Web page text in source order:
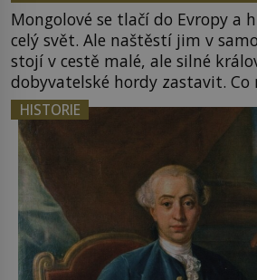
Mongolové se tlačí do Evropy a
celý svět. Ale naštěstí jim v
stojí v cestě malé, ale silné
dobyvatelské hordy zastavit. Co
z asijských říší, co nedokážou
český král. Nebo že by ne?
postupují podél Kaspického a
HISTORIE